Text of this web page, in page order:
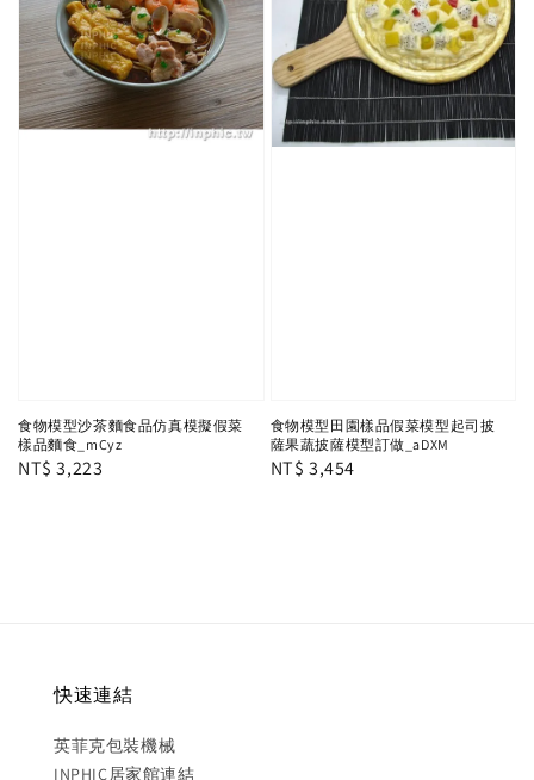
食物模型沙茶麵食品仿真模擬假菜
樣品麵食_mCyz
Regular
NT$ 3,223
食物模型田園樣品假菜模型起司披
薩果蔬披薩模型訂做_aDXM
Regular
NT$ 3,454
快速連結
英菲克包裝機械
INPHIC居家館連結